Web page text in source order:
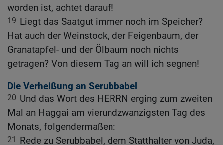
worden ist, achtet darauf!
19 Liegt das Saatgut immer noch im Speicher?
Hat auch der Weinstock, der Feigenbaum, der
Granatapfel- und der Ölbaum noch nichts
getragen? Von diesem Tag an will ich segnen!
Die Verheißung an Serubbabel
20 Und das Wort des HERRN erging zum zweiten
Mal an Haggai am vierundzwanzigsten Tag des
Monats, folgendermaßen:
21 Rede zu Serubbabel, dem Statthalter von Juda,